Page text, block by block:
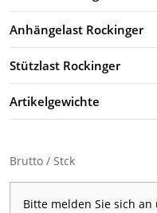
Anhängelast Rockinger
Stützlast Rockinger
Artikelgewichte
Brutto / Stck
Bitte melden Sie sich